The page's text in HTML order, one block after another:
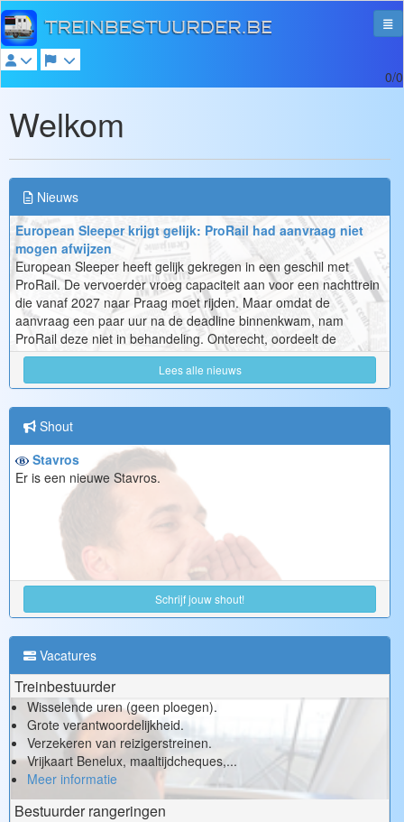
0/0
Welkom
Nieuws
European Sleeper krijgt gelijk: ProRail had aanvraag niet
mogen afwijzen
European Sleeper heeft gelijk gekregen in een geschil met
ProRail. De vervoerder vroeg capaciteit aan voor een nachttrein
die vanaf 2027 naar Praag moet rijden. Maar omdat de
aanvraag een paar uur na de deadline binnenkwam, nam
ProRail deze niet in behandeling. Onterecht, oordeelt de
Autoriteit Cons...
Lees alle nieuws
Shout
Stavros
Er is een nieuwe Stavros.
Schrijf jouw shout!
Vacatures
Treinbestuurder
Wisselende uren (geen ploegen).
Grote verantwoordelijkheid.
Verzekeren van reizigerstreinen.
Vrijkaart Benelux, maaltijdcheques,...
Meer informatie
Bestuurder rangeringen